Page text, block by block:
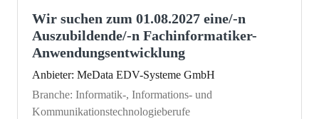
Wir suchen zum 01.08.2027 eine/-n
Auszubildende/-n Fachinformatiker-
Anwendungsentwicklung
Anbieter: MeData EDV-Systeme GmbH
Branche: Informatik-, Informations- und
Kommunikationstechnologieberufe